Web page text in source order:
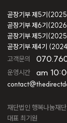
고객문의
운영시간 am
재단법인 행복나눔재단
대표 최기원